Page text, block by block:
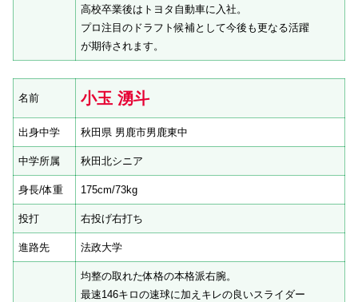
高校卒業後はトヨタ自動車に入社。
プロ注目のドラフト候補として今後も更なる活躍
が期待されます。
名前 小玉 湧斗
出身中学 秋田県 男鹿市男鹿東中
中学所属 秋田北シニア
身長/体重 175cm/73kg
投打 右投げ右打ち
進路先 法政大学
均整の取れた体格の本格派右腕。
最速146キロの速球に加えキレの良いスライダー